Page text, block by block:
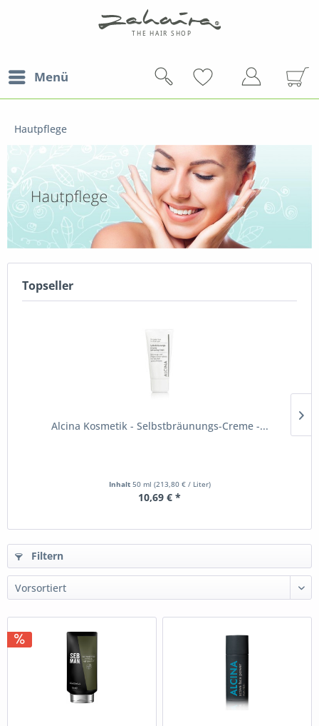
Menü
Hautpflege
Topseller
Alcina Kosmetik - Selbstbräunungs-Creme -...
Inhalt 50 ml (213,80 € / Liter)
10,69 € *
Filtern